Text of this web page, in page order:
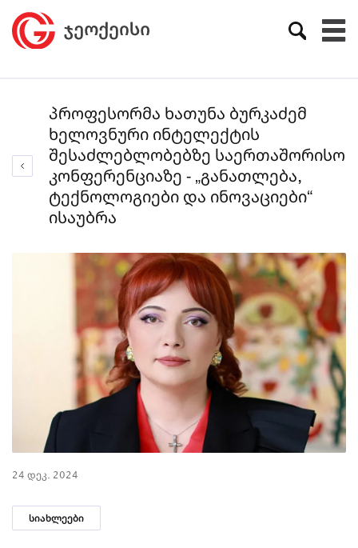
პროფესორმა ხათუნა ბურკაძემ
ხელოვნური ინტელექტის
შესაძლებლობებზე საერთაშორისო
კონფერენციაზე - „განათლება,
ტექნოლოგიები და ინოვაციები“
ისაუბრა
24 დეკ. 2024
სიახლეები